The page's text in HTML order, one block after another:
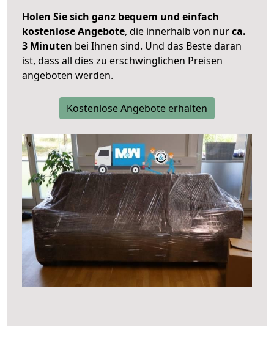
Holen Sie sich ganz bequem und einfach
kostenlose Angebote, die innerhalb von nurca.
3 Minuten bei Ihnen sind. Und das Beste daran
ist, dass all dies zu erschwinglichen Preisen
angeboten werden.
Kostenlose Angebote erhalten